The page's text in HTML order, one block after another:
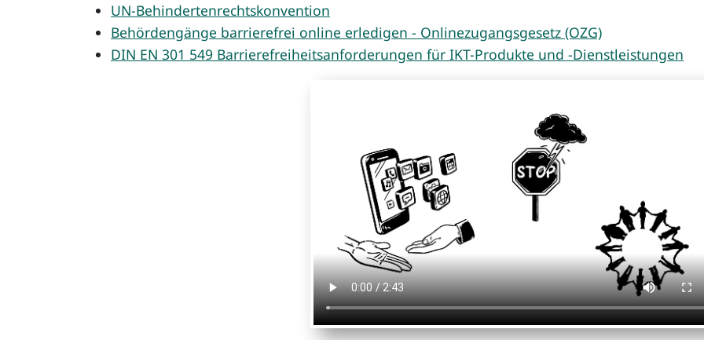
UN-Behinderten­rechts­konvention
Behörden­gänge barrierefrei online erledigen - Onlinezugangsgesetz (OZG)
DIN EN 301 549 Barrierefreiheitsanforderungen für IKT-Produkte und -Dienstleistungen